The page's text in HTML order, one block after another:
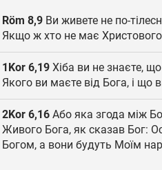
Röm 8,9 Ви живете не по-
Якщо ж хто не має
1Kor 6,19 Хіба ви не знаєте,
Якого ви маєте від Бога, і що
2Kor 6,16 Або яка згода між
Живого Бога, як сказав Бог:
Богом, а вони будуть Моїм